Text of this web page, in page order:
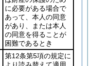
に必要がある場合で
あって、本人の同意
があり、または本人
の同意を得ることが
困難であるとき
第12条第5項の規定に